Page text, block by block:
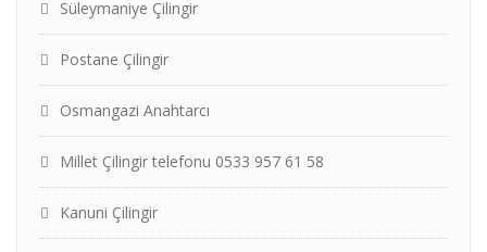
Süleymaniye Çilingir
Postane Çilingir
Osmangazi Anahtarcı
Millet Çilingir telefonu 0533 957 61 58
Kanuni Çilingir